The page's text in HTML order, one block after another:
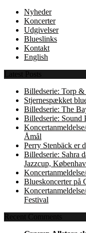
Nyheder
Koncerter
Udgivelser
Blueslinks
Kontakt
English
Latest Posts
Billedserie: Torp
Stjernespækket
Billedserie: The
Billedserie: Sound
Åmål
Perry Stenbäck er
Billedserie: Sahra
Jazzcup,
Blueskoncerter på
Festival
Recent Comments